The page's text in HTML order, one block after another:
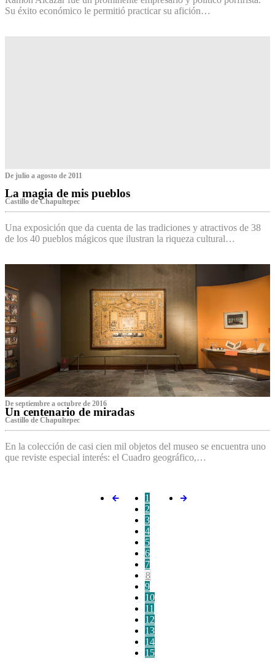
Su éxito económico le permitió practicar su afición…
De julio a agosto de 2011
La magia de mis pueblos
Castillo de Chapultepec
Una exposición que da cuenta de las tradiciones y atractivos de 38
de los 40 pueblos mágicos que ilustran la riqueza cultural…
De septiembre a octubre de 2016
Un centenario de miradas
Castillo de Chapultepec
En la colección de casi cien mil objetos del museo se encuentra uno
que reviste especial interés: el Cuadro geográfico,…
1
2
3
4
5
6
7
8
9
10
11
12
13
14
15